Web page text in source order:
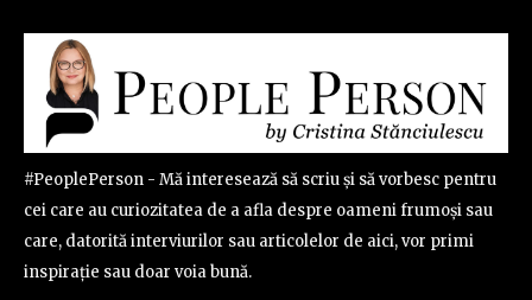
#PeoplePerson - Mă interesează să scriu și să vorbesc pentru
cei care au curiozitatea de a afla despre oameni frumoși sau
care, datorită interviurilor sau articolelor de aici, vor primi
inspirație sau doar voia bună.